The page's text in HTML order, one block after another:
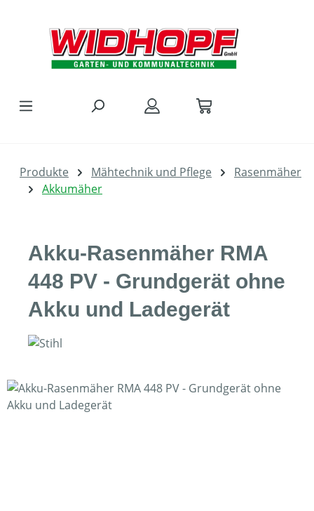
Produkte Mähtechnik und Pflege
Rasenmäher
Akkumäher
Akku-Rasenmäher RMA
448 PV - Grundgerät ohne
Akku und Ladegerät
Bildergalerie überspringen